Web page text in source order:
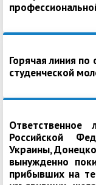
Горячая линия
студенческой
Российской
Украины,
вынужденно
прибывших на